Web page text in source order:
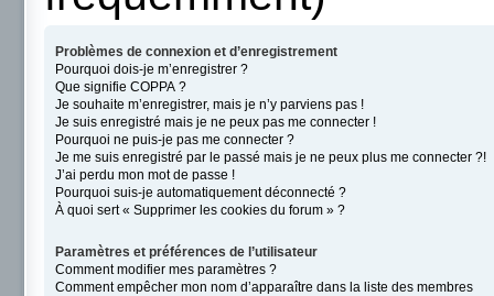
Problèmes de connexion et d’enregistrement
Pourquoi dois-je m’enregistrer ?
Que signifie COPPA ?
Je souhaite m’enregistrer, mais je n’y parviens pas !
Je suis enregistré mais je ne peux pas me connecter !
Pourquoi ne puis-je pas me connecter ?
Je me suis enregistré par le passé mais je ne peux plus me connecter ?!
J’ai perdu mon mot de passe !
Pourquoi suis-je automatiquement déconnecté ?
À quoi sert « Supprimer les cookies du forum » ?
Paramètres et préférences de l’utilisateur
Comment modifier mes paramètres ?
Comment empêcher mon nom d’apparaître dans la liste des membres